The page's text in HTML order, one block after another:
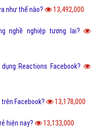
như thế nào? 13,492,000
nghề nghiệp tương lai?
Reactions Facebook?
Facebook? 13,178,000
hiện nay? 13,133,000